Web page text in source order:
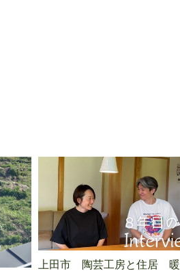
上田市 陶芸工房と住居 暖